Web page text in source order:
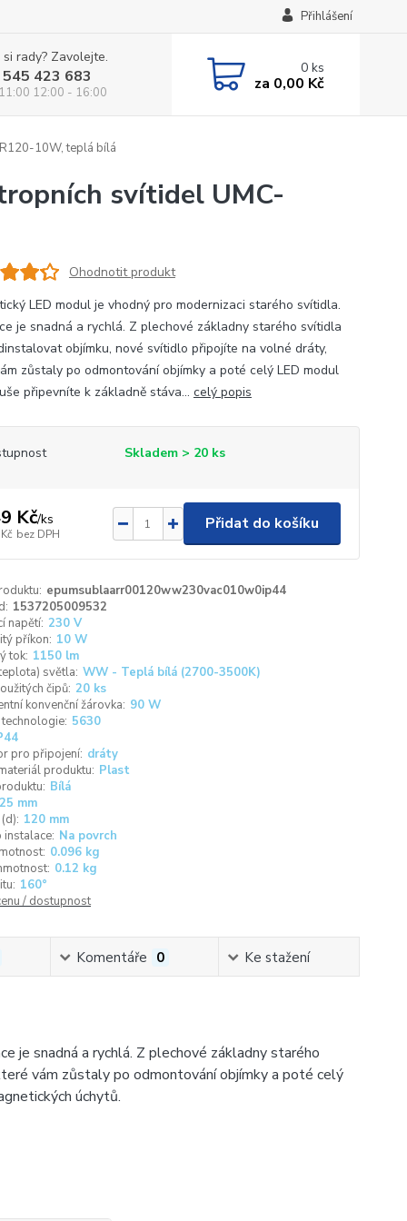
Přihlášení
rady? Zavolejte.
423 683
12:00 - 16:00
0ks
za 0,00 Kč
10W, teplá bílá
svítidel UMC-
Ohodnotit produkt
LED modul je vhodný pro modernizaci starého svítidla.
je snadná a rychlá. Z plechové základny starého svítidla
objímku, nové svítidlo připojíte na volné dráty,
zůstaly po odmontování objímky a poté celý LED modul
připevníte k základně stáva... celý popis
Skladem > 20 ks
Kč/ks
bez DPH
Přidat do košíku
epumsublaarr00120ww230vac010w0ip44
1537205009532
napětí: 230 V
příkon: 10 W
tok: 1150 lm
světla: WW - Teplá bílá (2700-3500K)
čipů: 20 ks
konvenční žárovka: 90 W
5630
pro připojení: dráty
produktu: Plast
Bílá
mm
120 mm
Na povrch
0.096 kg
0.12 kg
160°
/ dostupnost
Komentáře 0 Ke stažení
je snadná a rychlá. Z plechové základny starého
vám zůstaly po odmontování objímky a poté celý
úchytů.